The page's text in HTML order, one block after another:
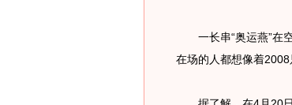
一长串“奥运燕”在空
在场的人都想像着2008